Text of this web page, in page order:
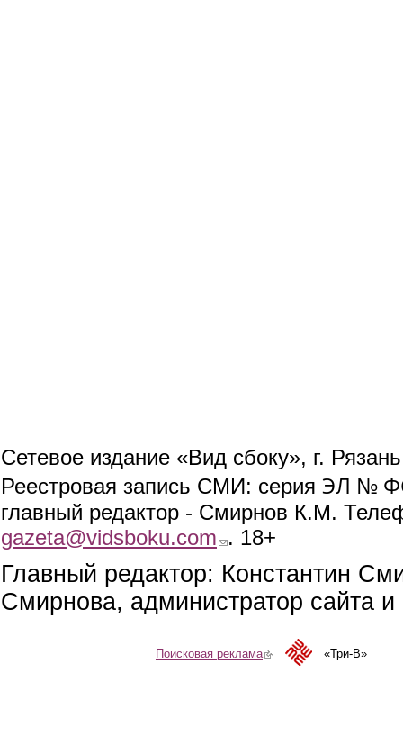
Сетевое издание «Вид сбоку», г.
Реестровая запись СМИ: серия ЭЛ №
главный редактор - Смирнов К.М.
gazeta@vidsboku.com (link sends e-mail)
. 18+
Главный редактор: Константин
Смирнова, администратор сайта
Поисковая реклама(link is external)«Три-В»